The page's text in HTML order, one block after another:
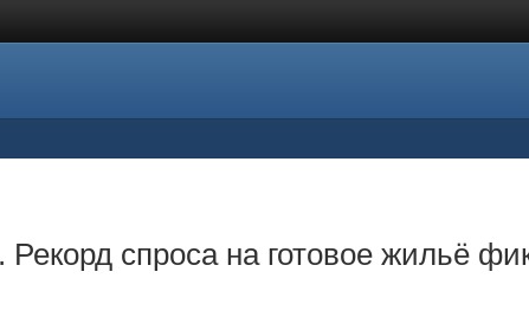
Рекорд спроса на готовое жильё